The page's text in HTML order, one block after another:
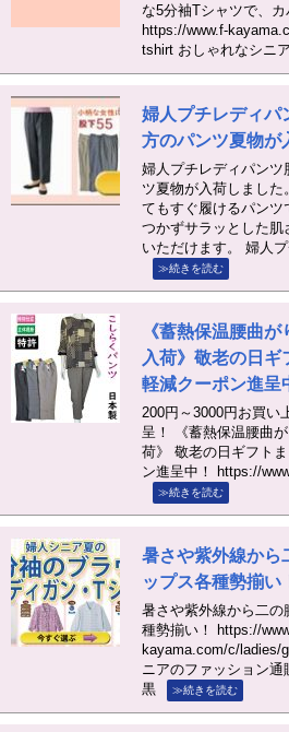
な5分袖Tシャツで、カ
https://www.f-
tshirt おしゃれなシニ
婦人プチレディパ
方のパンツ夏物が
婦人プチレディパンツ
ツ夏物が入荷しました
てもすぐ履けるパンツ
つかずサラッとした肌
いただけます。 婦人
≫続きを読む
《蓄熱保温腰曲
入荷》敬老の日ギ
軽減クーポン進呈
200円～3000円お買い
呈！ 《蓄熱保温腰曲
荷》 敬老の日ギフト
ン進呈中！ https://
≫続きを読む
暑さや紫外線から
ップス各種勢揃い
暑さや紫外線から二の
種勢揃い！ https://
kayama.com/c/ladies/
ニアのファッション
黒
≫続きを読む